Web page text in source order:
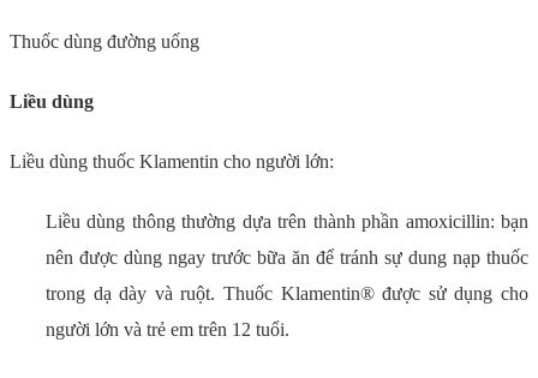
Thuốc dùng đường uống
Liều dùng
Liều dùng thuốc Klamentin cho người lớn:
Liều dùng thông thường dựa trên thành phần amoxicillin: bạn
nên được dùng ngay trước bữa ăn để tránh sự dung nạp thuốc
trong dạ dày và ruột. Thuốc Klamentin® được sử dụng cho
người lớn và trẻ em trên 12 tuổi.